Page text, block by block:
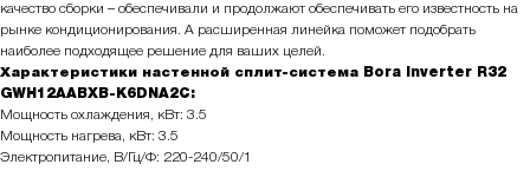
качество сборки – обеспечивали и продолжают обеспечивать его известность на
рынке кондиционирования. А расширенная линейка поможет подобрать
наиболее подходящее решение для ваших целей.
Характеристики настенной сплит-система Bora inverter R32
GWH12AABXB-K6DNA2C:
Мощность охлаждения, кВт: 3.5
Мощность нагрева, кВт: 3.5
Электропитание, В/Гц/Ф: 220-240/50/1